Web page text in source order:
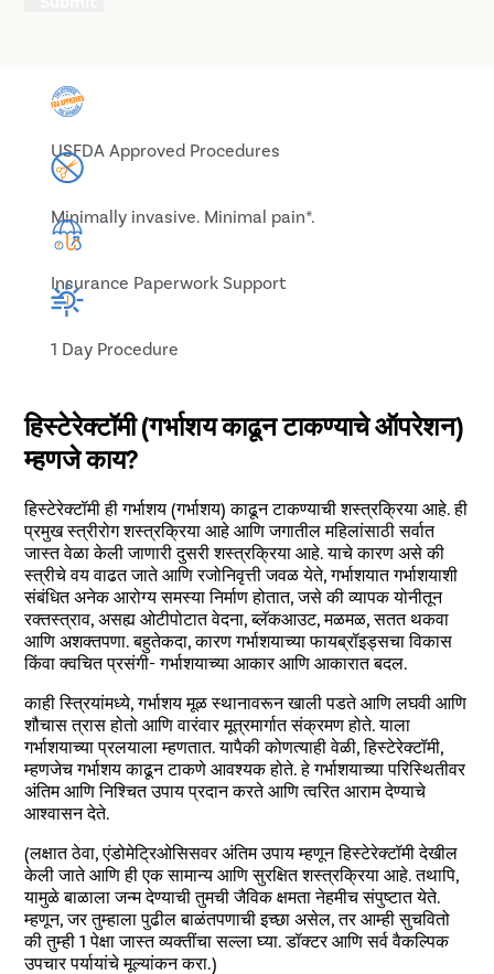
USFDA Approved Procedures
Minimally invasive. Minimal pain*.
Insurance Paperwork Support
1 Day Procedure
हिस्टेरेक्टॉमी (गर्भाशय काढून टाकण्याचे ऑपरेशन)
म्हणजे काय?
हिस्टेरेक्टॉमी ही गर्भाशय (गर्भाशय) काढून टाकण्याची शस्त्रक्रिया आहे. ही
प्रमुख स्त्रीरोग शस्त्रक्रिया आहे आणि जगातील महिलांसाठी सर्वात
जास्त वेळा केली जाणारी दुसरी शस्त्रक्रिया आहे. याचे कारण असे की
स्त्रीचे वय वाढत जाते आणि रजोनिवृत्ती जवळ येते, गर्भाशयात गर्भाशयाशी
संबंधित अनेक आरोग्य समस्या निर्माण होतात, जसे की व्यापक योनीतून
रक्तस्त्राव, असह्य ओटीपोटात वेदना, ब्लॅकआउट, मळमळ, सतत थकवा
आणि अशक्तपणा. बहुतेकदा, कारण गर्भाशयाच्या फायब्रॉइड्सचा विकास
किंवा क्वचित प्रसंगी- गर्भाशयाच्या आकार आणि आकारात बदल.
काही स्त्रियांमध्ये, गर्भाशय मूळ स्थानावरून खाली पडते आणि लघवी आणि
शौचास त्रास होतो आणि वारंवार मूत्रमार्गात संक्रमण होते. याला
गर्भाशयाच्या प्रलयाला म्हणतात. यापैकी कोणत्याही वेळी, हिस्टेरेक्टॉमी,
म्हणजेच गर्भाशय काढून टाकणे आवश्यक होते. हे गर्भाशयाच्या परिस्थितीवर
अंतिम आणि निश्चित उपाय प्रदान करते आणि त्वरित आराम देण्याचे
आश्वासन देते.
(लक्षात ठेवा, एंडोमेट्रिओसिसवर अंतिम उपाय म्हणून हिस्टेरेक्टॉमी देखील
केली जाते आणि ही एक सामान्य आणि सुरक्षित शस्त्रक्रिया आहे. तथापि,
यामुळे बाळाला जन्म देण्याची तुमची जैविक क्षमता नेहमीच संपुष्टात येते.
म्हणून, जर तुम्हाला पुढील बाळंतपणाची इच्छा असेल, तर आम्ही सुचवितो
की तुम्ही 1 पेक्षा जास्त व्यक्तींचा सल्ला घ्या. डॉक्टर आणि सर्व वैकल्पिक
उपचार पर्यायांचे मूल्यांकन करा.)